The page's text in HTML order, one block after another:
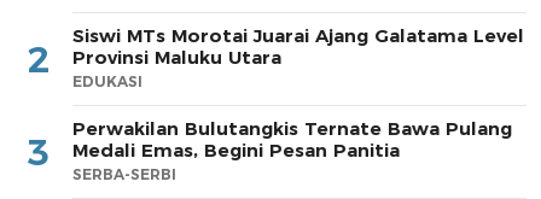
2
Siswi MTs Morotai Juarai Ajang Galatama Level
Provinsi Maluku Utara
EDUKASI
3
Perwakilan Bulutangkis Ternate Bawa Pulang
Medali Emas, Begini Pesan Panitia
SERBA-SERBI